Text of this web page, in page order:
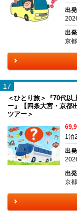
出
出
京
17
＜ひとり旅＞『70代
ー』【四条大宮・京都
ツアー＞
1泊
出
出
京